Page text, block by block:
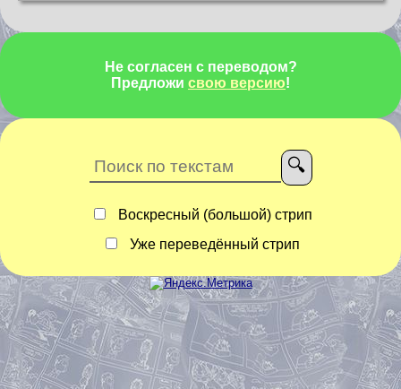
Не согласен с переводом?
Предложи свою версию!
Воскресный (большой) стрип
Уже переведённый стрип